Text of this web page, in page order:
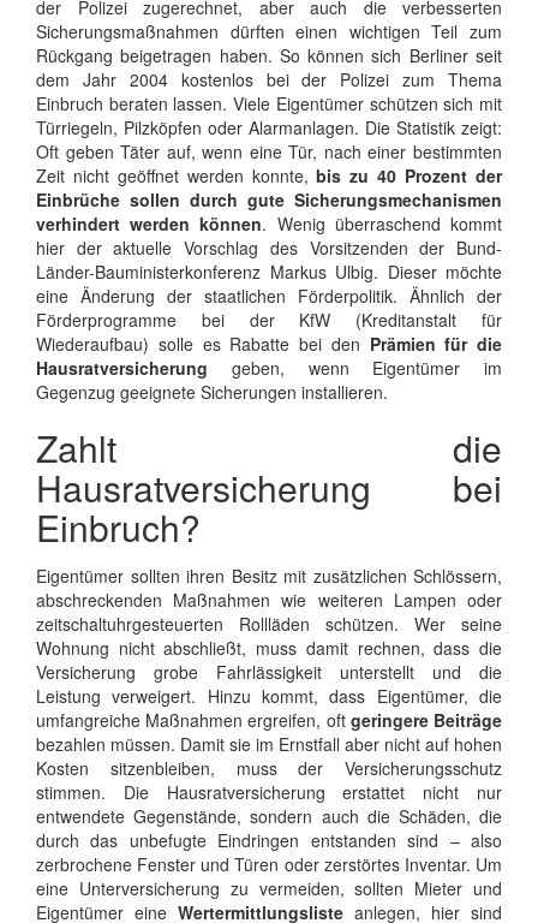
der Polizei zugerechnet, aber auch die verbesserten
Sicherungsmaßnahmen dürften einen wichtigen Teil zum
Rückgang beigetragen haben. So können sich Berliner seit
dem Jahr 2004 kostenlos bei der Polizei zum Thema
Einbruch beraten lassen. Viele Eigentümer schützen sich mit
Türriegeln, Pilzköpfen oder Alarmanlagen. Die Statistik zeigt:
Oft geben Täter auf, wenn eine Tür, nach einer bestimmten
Zeit nicht geöffnet werden konnte,bis zu 40 Prozent der
Einbrüche sollen durch gute Sicherungsmechanismen
verhindert werden können. Wenig überraschend kommt
hier der aktuelle Vorschlag des Vorsitzenden der Bund-
Länder-Bauministerkonferenz Markus Ulbig. Dieser möchte
eine Änderung der staatlichen Förderpolitik. Ähnlich der
Förderprogramme bei der KfW (Kreditanstalt für
Wiederaufbau) solle es Rabatte bei den Prämien für die
Hausratversicherung geben, wenn Eigentümer im
Gegenzug geeignete Sicherungen installieren.
Zahlt die
Hausratversicherung bei
Einbruch?
Eigentümer sollten ihren Besitz mit zusätzlichen Schlössern,
abschreckenden Maßnahmen wie weiteren Lampen oder
zeitschaltuhrgesteuerten Rollläden schützen. Wer seine
Wohnung nicht abschließt, muss damit rechnen, dass die
Versicherung grobe Fahrlässigkeit unterstellt und die
Leistung verweigert. Hinzu kommt, dass Eigentümer, die
umfangreiche Maßnahmen ergreifen, oft geringere Beiträge
bezahlen müssen. Damit sie im Ernstfall aber nicht auf hohen
Kosten sitzenbleiben, muss der Versicherungsschutz
stimmen. Die Hausratversicherung erstattet nicht nur
entwendete Gegenstände, sondern auch die Schäden, die
durch das unbefugte Eindringen entstanden sind – also
zerbrochene Fenster und Türen oder zerstörtes Inventar. Um
eine Unterversicherung zu vermeiden, sollten Mieter und
Eigentümer eine Wertermittlungsliste anlegen, hier sind